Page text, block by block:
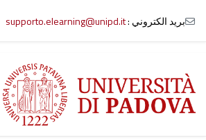
بريد الكتروني :supporto.elearning@unipd.it